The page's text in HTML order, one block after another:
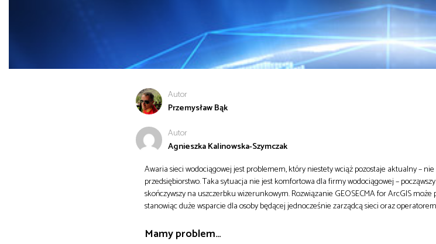
Autor
Przemysław Bąk
Autor
Agnieszka Kalinowska-Szymczak
Awaria sieci wodociągowej jest problemem, który niestety wciąż pozostaje aktualny –
przedsiębiorstwo. Taka sytuacja nie jest komfortowa dla firmy wodociągowej –
skończywszy na uszczerbku wizerunkowym. Rozwiązanie GEOSECMA for ArcGIS
stanowiąc duże wsparcie dla osoby będącej jednocześnie zarządcą sieci oraz
Mamy problem…